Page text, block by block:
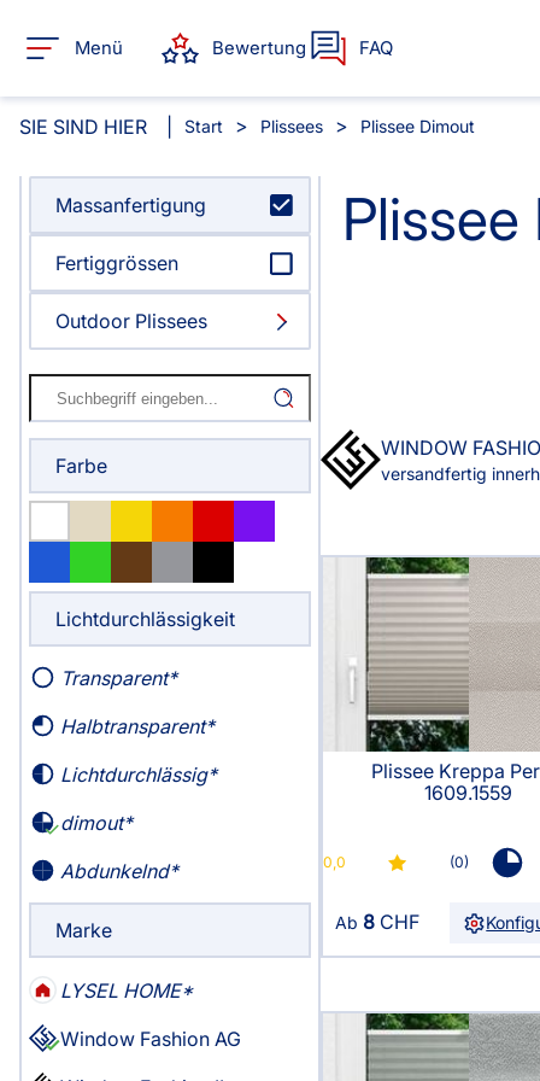
Menü Bewertung FAQ
Alle Produkte:
Für Ihre Fenster & Türen
Plissee
Alle Plissees
Massanfertigung
Rollo
Fertiggrössen
Zubehör
Raffrollo
Alle Raffrollos
Massanfertigung
Fertiggrössen
Zubehör
Alle Flächenvorhänge
Massanfertigung
Fertiggrössen
Zubehör
Alle
Zubehör
Alle
Fertiggrössen
Zubehör
Service
SIE SIND HIER Start Plissees Plissee Dimout
Massanfertigung
Fertiggrössen
Outdoor Plissees
Farbe
Lichtdurchlässigkeit
Transparent
Halbtransparent
Lichtdurchlässig
✓dimout
Abdunkelnd
Marke
LYSEL HOME
✓Window Fashion AG
WINDOW
versandfertig
Plissee Kreppa
1609.1559
0,0 (0)
Ab 8 CHF